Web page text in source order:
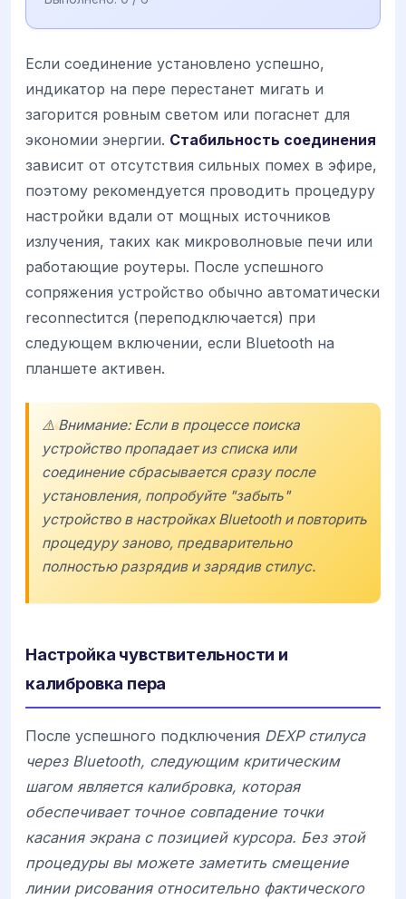
Если соединение установлено успешно,
индикатор на пере перестанет мигать и
загорится ровным светом или погаснет для
экономии энергии. Стабильность соединения
зависит от отсутствия сильных помех в эфире,
поэтому рекомендуется проводить процедуру
настройки вдали от мощных источников
излучения, таких как микроволновые печи или
работающие роутеры. После успешного
сопряжения устройство обычно автоматически
reconnectится (переподключается) при
следующем включении, если Bluetooth на
планшете активен.
⚠️ Внимание: Если в процессе поиска
устройство пропадает из списка или
соединение сбрасывается сразу после
установления, попробуйте "забыть"
устройство в настройках Bluetooth и повторить
процедуру заново, предварительно
полностью разрядив и зарядив стилус.
Настройка чувствительности и
калибровка пера
После успешного подключения DEXP стилуса
через Bluetooth, следующим критическим
шагом является калибровка, которая
обеспечивает точное совпадение точки
касания экрана с позицией курсора. Без этой
процедуры вы можете заметить смещение
линии рисования относительно фактического